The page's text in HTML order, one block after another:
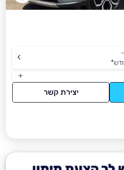
*
יצירת קשר